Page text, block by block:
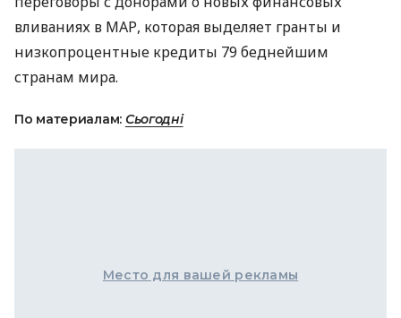
вливаниях в МАР, которая выделяет гранты и
низкопроцентные кредиты 79 беднейшим
странам мира.
По материалам: Сьогодні
Место для вашей рекламы